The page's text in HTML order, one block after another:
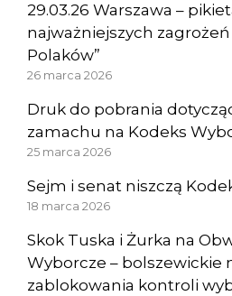
29.03.26 Warszawa –
najważniejszych zagrożeń
Polaków”
26 marca 2026
Druk do pobrania
zamachu na Kodeks
25 marca 2026
Sejm i senat niszczą
18 marca 2026
Skok Tuska i Żurka na
Wyborcze – bolszewickie
zablokowania kontroli